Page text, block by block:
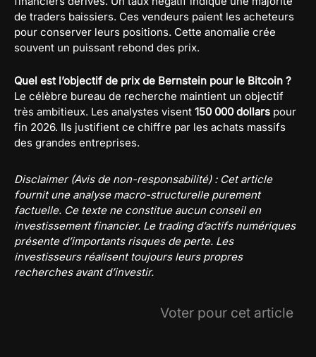
de traders baissiers. Ces vendeurs paient les acheteurs
pour conserver leurs positions. Cette anomalie crée
souvent un puissant rebond des prix.
Quel est l’objectif de prix de Bernstein pour le Bitcoin ?
Le célèbre bureau de recherche maintient un objectif
très ambitieux. Les analystes visent 150 000 dollars pour
fin 2026. Ils justifient ce chiffre par les achats massifs
des grandes entreprises.
Disclaimer (Avis de non-responsabilité) : Cet article
fournit une analyse macro-structurelle purement
factuelle. Ce texte ne constitue aucun conseil en
investissement financier. Le trading d’actifs numériques
présente d’importants risques de perte. Les
investisseurs réalisent toujours leurs propres
recherches avant d’investir.
Voter pour cet article